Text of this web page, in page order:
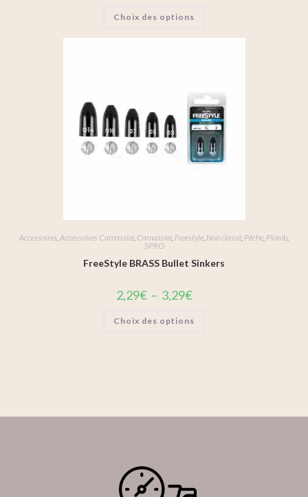
Choix des options
Accessoires Accessoires Carnassier, Carnassier, Freestyle Non classé Pêche Plomb
SPRO
FreeStyle BRASS Bullet Sinkers
2,29€ – 3,29€
Choix des options